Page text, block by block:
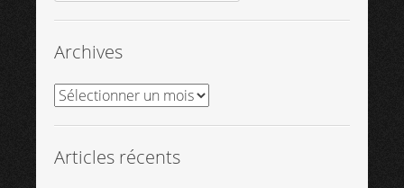
for:
Archives
Articles récents